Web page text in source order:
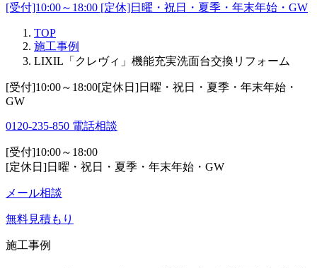
[受付]10:00～18:00 [定休]日曜・祝日・夏季・年末年始・GW
TOP
施工事例
LIXIL「クレヴィ」機能充実洗面台交換リフォーム
[受付]10:00～18:00[定休日]日曜・祝日・夏季・年末年始・
GW
0120-235-850 電話相談
[受付]10:00～18:00
[定休日]日曜・祝日・夏季・年末年始・GW
メール相談
無料見積もり
施工事例